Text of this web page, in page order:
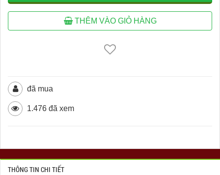
THÊM VÀO GIỎ HÀNG
đã mua
1.476 đã xem
THÔNG TIN CHI TIẾT